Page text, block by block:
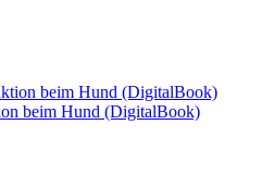
beim Hund (DigitalBook)